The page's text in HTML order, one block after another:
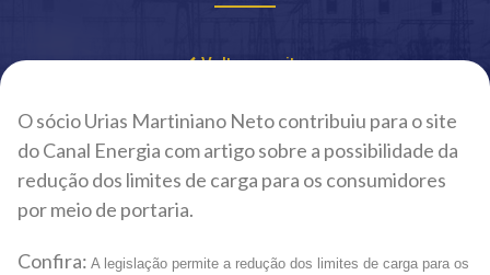
Voltar ao site
O sócio Urias Martiniano Neto contribuiu para o site
do Canal Energia com artigo sobre a possibilidade da
redução dos limites de carga para os consumidores
por meio de portaria.
Confira: A legislação permite a redução dos limites de carga para os